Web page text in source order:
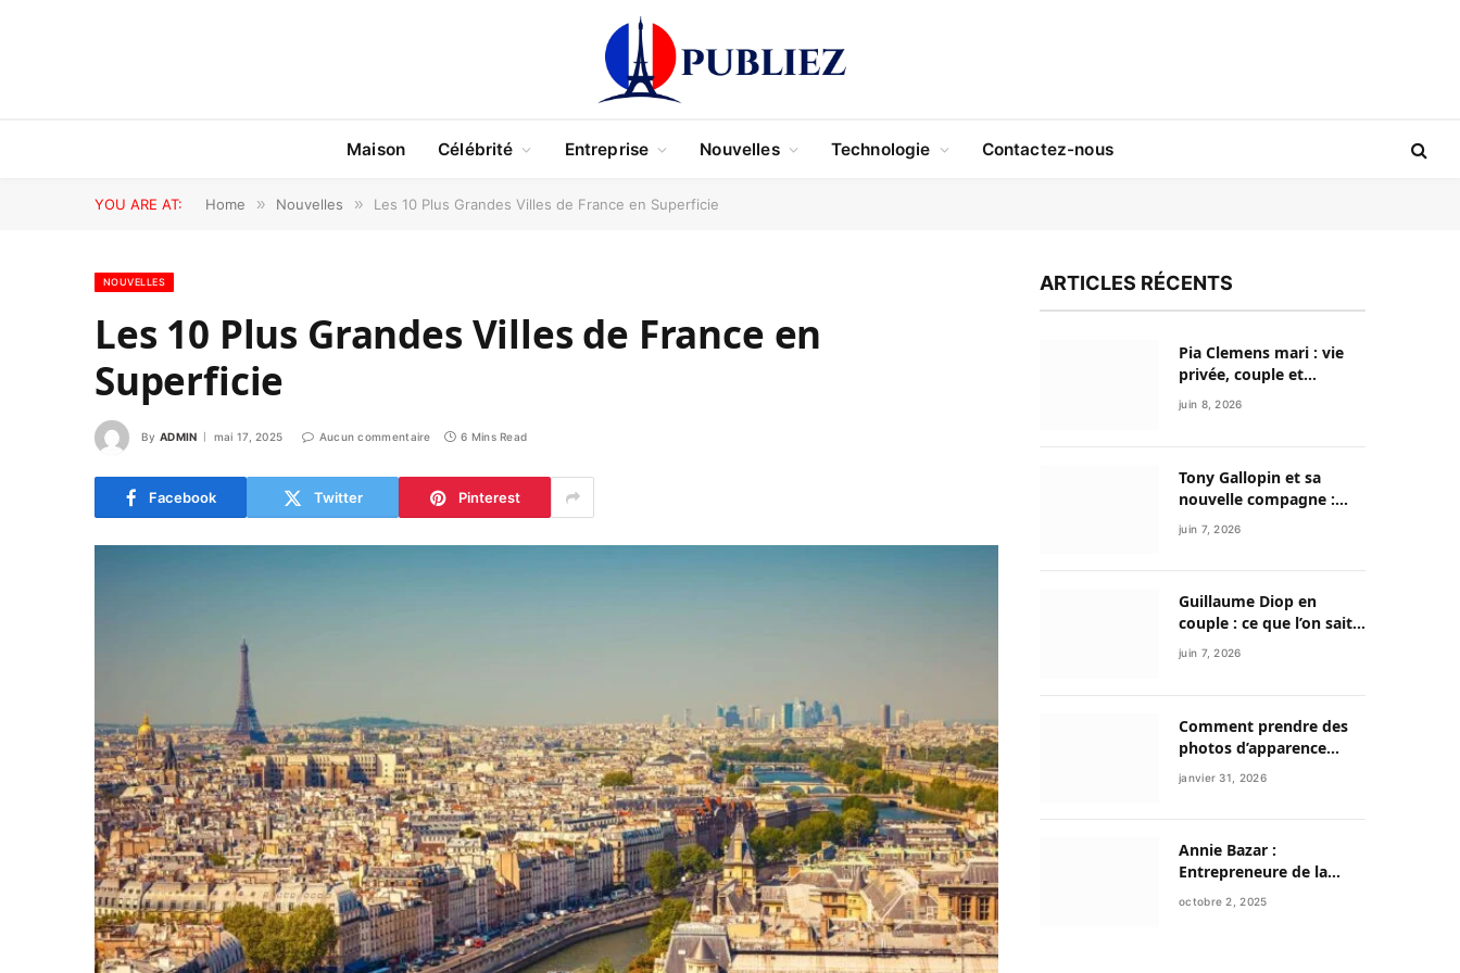
Maison Célébrité Entreprise Nouvelles Technologie Contactez-nous
YOU ARE AT: Home » Nouvelles » Les 10 Plus Grandes Villes de France en Superficie
NOUVELLES
Les 10 Plus Grandes Villes de France en
Superficie
By ADMIN mai 17, 2025 Aucun commentaire 6 Mins Read
Facebook Twitter Pinterest
ARTICLES RÉCENTS
Pia Clemens mari : vie
privée, couple et
discrétion de la
journaliste sportive
juin 8, 2026
Tony Gallopin et sa
nouvelle compagne :
entre discrétion,
reconstruction et
juin 7, 2026
Guillaume Diop en
couple : ce que l’on sait
vraiment de sa vie
sentimentale et de son
juin 7, 2026
Comment prendre des
photos d’apparence
professionnelle avec
votre smartphone ?
janvier 31, 2026
Annie Bazar :
Entrepreneure de la
mode circulaire et figure
émergente
octobre 2, 2025